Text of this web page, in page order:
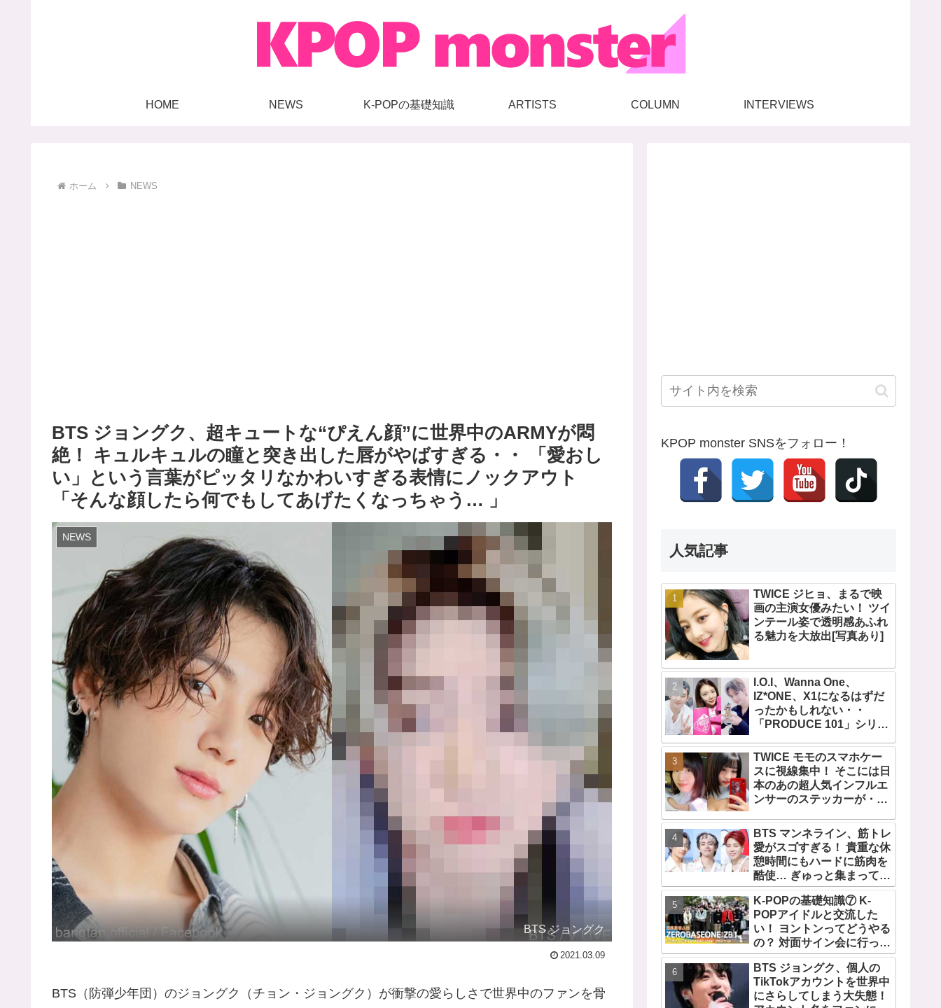
HOME NEWS K-POPの基礎知識 ARTISTS COLUMN INTERVIEWS
ホーム NEWS
BTS ジョングク、超キュートな“ぴえん顔”に世界中のARMYが悶
絶！ キュルキュルの瞳と突き出した唇がやばすぎる・・ 「愛おし
い」という言葉がピッタリなかわいすぎる表情にノックアウト
「そんな顔したら何でもしてあげたくなっちゃう… 」
NEWS
BTS ジョングク
2021.03.09
BTS（防弾少年団）のジョングク（チョン・ジョングク）が衝撃の愛らしさで世界中のファンを骨
KPOP monster SNSをフォロー！
人気記事
TWICE ジヒョ、まるで映
画の主演女優みたい！ ツイ
ンテール姿で透明感あふれ
る魅力を大放出[写真あり]
I.O.I、Wanna One、
IZ*ONE、X1になるはずだ
ったかもしれない・・
「PRODUCE 101」シリー
せられた練習生12人の氏名
が公表
TWICE モモのスマホケー
スに視線集中！ そこには日
本のあの超人気インフルエ
ンサーのステッカーが・・
るその人物は大よろこび！
まさに「成功したファン」
だと話題沸騰
BTS マンネライン、筋トレ
愛がスゴすぎる！ 貴重な休
憩時間にもハードに筋肉を
酷使… ぎゅっと集まってお
互いの体に負荷をかけあう
３人のトレーニング風景が
かわいすぎるとファンくぎ
づけ
K-POPの基礎知識⑦ K-
POPアイドルと交流した
い！ ヨントンってどうやる
の？ 対面サイン会に行って
みたい！ ショケ、お見送り
会、握手会・・・リリース
イベントあれこれを紹介
BTS ジョングク、個人の
TikTokアカウントを世界中
にさらしてしまう大失態！